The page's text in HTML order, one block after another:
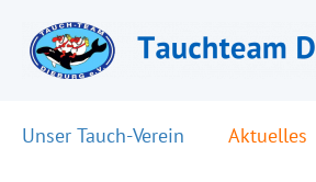
Unser Tauch-Verein Aktuelles